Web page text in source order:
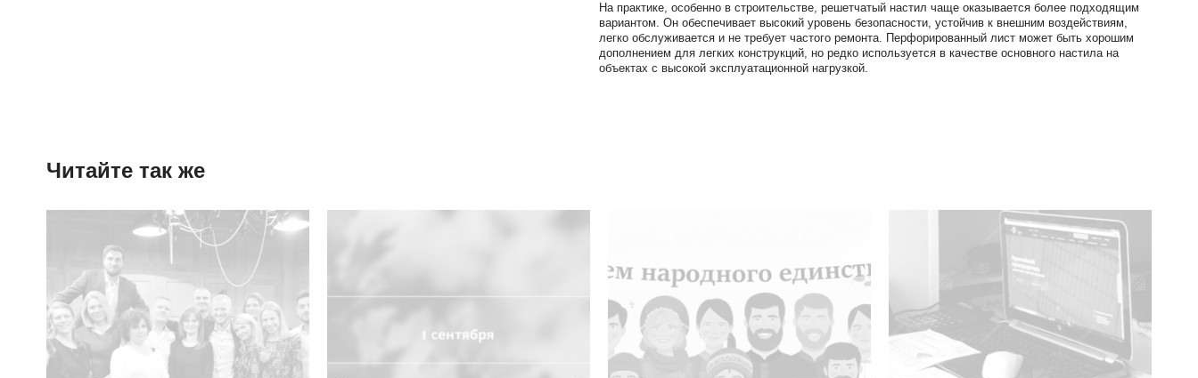
На практике, особенно в строительстве, решетчатый настил чаще оказывается более подходящим
вариантом. Он обеспечивает высокий уровень безопасности, устойчив к внешним воздействиям,
легко обслуживается и не требует частого ремонта. Перфорированный лист может быть хорошим
дополнением для легких конструкций, но редко используется в качестве основного настила на
объектах с высокой эксплуатационной нагрузкой.
Читайте так же